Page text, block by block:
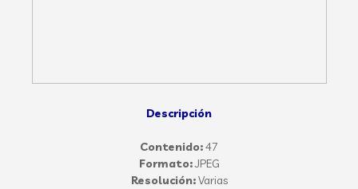
Descripción
Contenido:47
Formato:JPEG
Resolución:Varias